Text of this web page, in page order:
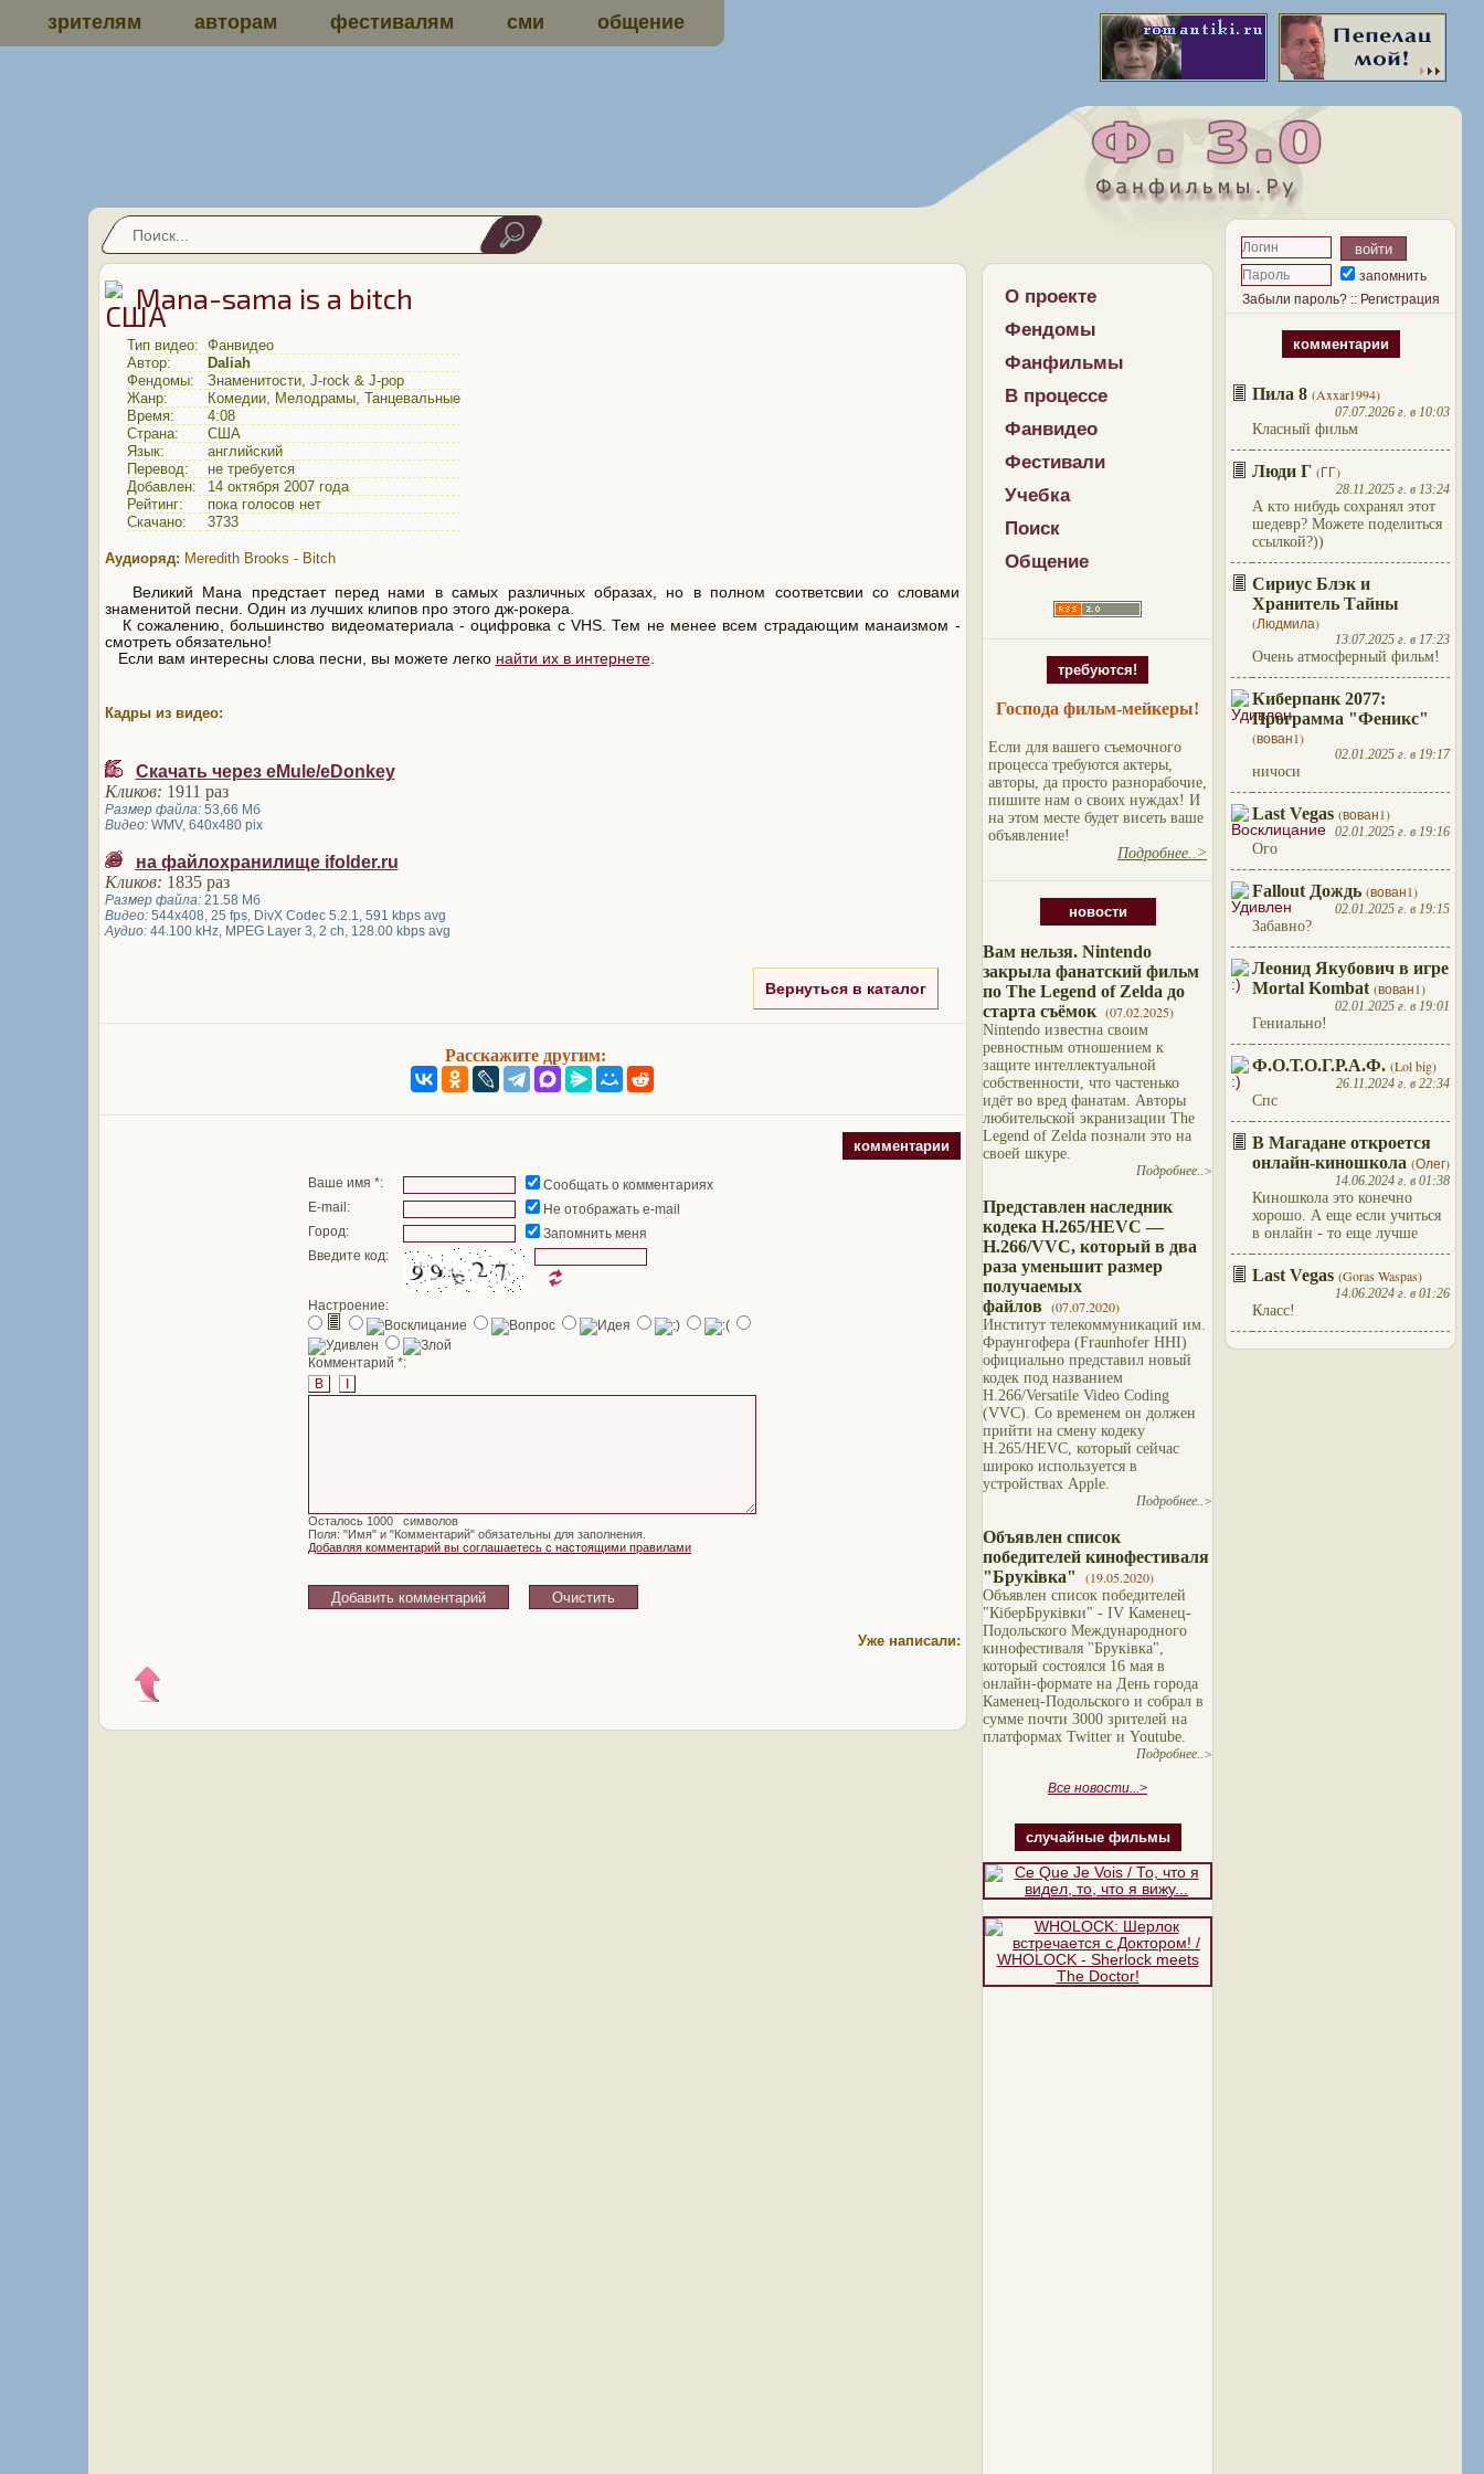
зрителям авторам фестивалям сми общение
О проекте
Фендомы
Фанфильмы
В процессе
Фанвидео
Фестивали
Учебка
Поиск
Общение
требуются!
Господа фильм-мейкеры!
Если для вашего съемочного
процесса требуются актеры,
авторы, да просто разнорабочие,
пишите нам о своих нуждах! И
на этом месте будет висеть ваше
объявление!
Подробнее..>
новости
Вам нельзя. Nintendo
закрыла фанатский фильм
по The Legend of Zelda до
старта съёмок (07.02.2025)
Nintendo известна своим
ревностным отношением к
защите интеллектуальной
собственности, что частенько
идёт во вред фанатам. Авторы
любительской экранизации The
Legend of Zelda познали это на
своей шкуре.
Подробнее..>
Представлен наследник
кодека H.265/HEVC —
H.266/VVC, который в два
раза уменьшит размер
получаемых
файлов (07.07.2020)
Институт телекоммуникаций им.
Фраунгофера (Fraunhofer HHI)
официально представил новый
кодек под названием
H.266/Versatile Video Coding
(VVC). Со временем он должен
прийти на смену кодеку
H.265/HEVC, который сейчас
широко используется в
устройствах Apple.
Подробнее..>
Объявлен список
победителей кинофестиваля
"Бруківка"
(19.05.2020)
Объявлен список победителей
"КіберБруківки" - IV Каменец-
Подольского Международного
кинофестиваля "Бруківка",
который состоялся 16 мая в
онлайн-формате на День города
Каменец-Подольского и собрал в
сумме почти 3000 зрителей на
платформах Twitter и Youtube.
Подробнее..>
Все новости...>
случайные фильмы
запомнить
Забыли пароль?:: Регистрация
комментарии
Пила 8 (Axxar1994)
07.07.2026 г. в 10:03
Класный фильм
Люди Г (ГГ)
28.11.2025 г. в 13:24
А кто нибудь сохранял этот
шедевр? Можете поделиться
ссылкой?))
Сириус Блэк и
Хранитель Тайны
(Людмила)
13.07.2025 г. в 17:23
Очень атмосферный фильм!
Киберпанк 2077:
Программа "Феникс"
(вован1)
02.01.2025 г. в 19:17
ничоси
Last Vegas (вован1)
02.01.2025 г. в 19:16
Ого
Fallout Дождь (вован1)
02.01.2025 г. в 19:15
Забавно?
Леонид Якубович в игре
Mortal Kombat (вован1)
02.01.2025 г. в 19:01
Гениально!
Ф.О.Т.О.Г.Р.А.Ф. (Lol big)
26.11.2024 г. в 22:34
Спс
В Магадане откроется
онлайн-киношкола (Олег)
14.06.2024 г. в 01:38
Киношкола это конечно
хорошо. А еще если учиться
в онлайн - то еще лучше
Last Vegas (Goras Waspas)
14.06.2024 г. в 01:26
Класс!
Mana-sama is a bitch
Тип видео: Фанвидео
Автор:
Daliah
Фендомы:
Знаменитости, J-rock & J-pop
Жанр:
Комедии, Мелодрамы, Танцевальные
Время:
4:08
Страна:
США
Язык:
английский
Перевод:
не требуется
Добавлен:
14 октября 2007 года
Рейтинг:
пока голосов нет
Скачано:
3733
Аудиоряд: Meredith Brooks - Bitch
Великий Мана предстает перед нами в самых различных образах, но в полном соответсвии со словами
знаменитой песни. Один из лучших клипов про этого дж-рокера.
К сожалению, большинство видеоматериала - оцифровка с VHS. Тем не менее всем страдающим манаизмом -
смотреть обязательно!
Если вам интересны слова песни, вы можете легко найти их в интернете.
Кадры из видео:
Скачать через eMule/eDonkey
Кликов: 1911 раз
Размер файла:53,66 Мб
Видео:WMV, 640x480 pix
на файлохранилище ifolder.ru
Кликов: 1835 раз
Размер файла:21.58 Мб
Видео:544x408, 25 fps, DivX Codec 5.2.1, 591 kbps avg
Аудио:44.100 kHz, MPEG Layer 3, 2 ch, 128.00 kbps avg
Вернуться в каталог
Расскажите другим:
комментарии
Ваше имя *:
Сообщать о комментариях
E-mail:
Не отображать e-mail
Город:
Запомнить меня
Введите код:
Настроение:
Комментарий *:
B
Осталось
символов
Поля: "Имя" и "Комментарий" обязательны для заполнения.
Добавляя комментарий вы соглашаетесь с настоящими правилами
Уже написали: